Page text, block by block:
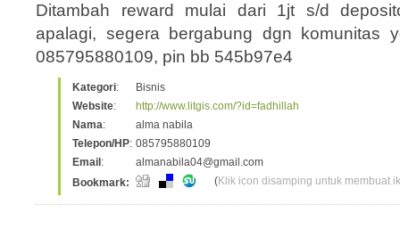
Ditambah reward mulai dari 1jt s/d
apalagi, segera bergabung dgn komunitas
085795880109, pin bb 545b97e4
Kategori:
Bisnis
Website:
http://www.litgis.com/?id=fadhillah
Nama:
alma nabila
Telepon/HP: 085795880109
Email :
almanabila04@gmail.com
Bookmark:
(Klik icon disamping untuk membuat